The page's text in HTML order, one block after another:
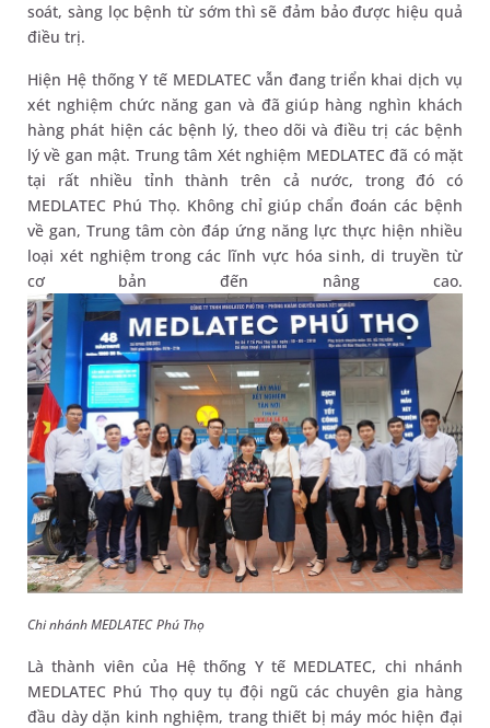
soát, sàng lọc bệnh từ sớm thì sẽ đảm bảo được hiệu quả
điều trị.
Hiện Hệ thống Y tế MEDLATEC vẫn đang triển khai dịch vụ
xét nghiệm chức năng gan và đã giúp hàng nghìn khách
hàng phát hiện các bệnh lý, theo dõi và điều trị các bệnh
lý về gan mật. Trung tâm Xét nghiệm MEDLATEC đã có mặt
tại rất nhiều tỉnh thành trên cả nước, trong đó có
MEDLATEC Phú Thọ. Không chỉ giúp chẩn đoán các bệnh
về gan, Trung tâm còn đáp ứng năng lực thực hiện nhiều
loại xét nghiệm trong các lĩnh vực hóa sinh, di truyền từ
cơ bản đến nâng cao.
Chi nhánh MEDLATEC Phú Thọ
Là thành viên của Hệ thống Y tế MEDLATEC, chi nhánh
MEDLATEC Phú Thọ quy tụ đội ngũ các chuyên gia hàng
đầu dày dặn kinh nghiệm, trang thiết bị máy móc hiện đại